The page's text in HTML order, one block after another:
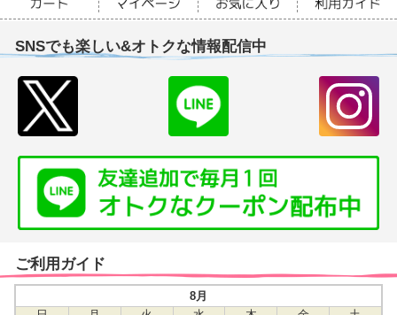
SNSでも楽しい&オトクな情報配信中
ご利用ガイド
8月